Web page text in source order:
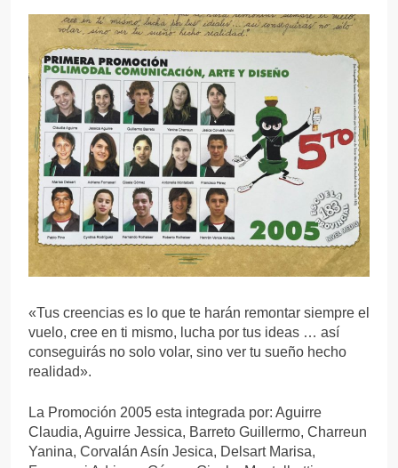
«Tus creencias es lo que te harán remontar siempre el
vuelo, cree en ti mismo, lucha por tus ideas … así
conseguirás no solo volar, sino ver tu sueño hecho
realidad».
La Promoción 2005 esta integrada por: Aguirre
Claudia, Aguirre Jessica, Barreto Guillermo, Charreun
Yanina, Corvalán Asín Jesica, Delsart Marisa,